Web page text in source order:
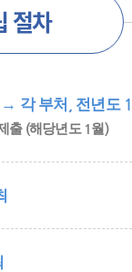
절차
각 부처, 전년도
출 (해당년도 1월)